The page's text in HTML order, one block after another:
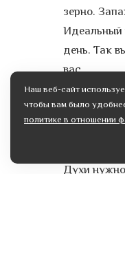
зерно.
Идеальный
день. Так
вас.
Важно
так как
портится.
Духи
Наш веб-сайт
чтобы вам было
политике в отношении